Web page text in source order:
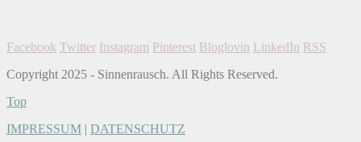
Facebook Twitter Instagram Pinterest Bloglovin LinkedIn RSS
Copyright 2025 - Sinnenrausch. All Rights Reserved.
Top
IMPRESSUM | DATENSCHUTZ